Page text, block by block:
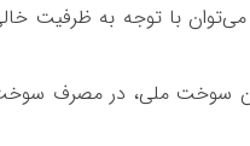
که می‌توان با توجه به ظرفیت
این سوخت ملی، در مصرف